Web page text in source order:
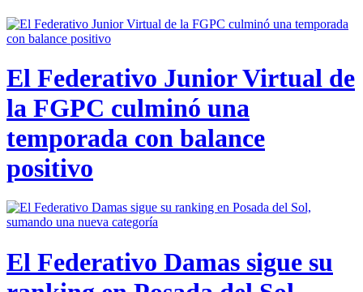
El Federativo Junior Virtual de
la FGPC culminó una
temporada con balance
positivo
El Federativo Damas sigue su